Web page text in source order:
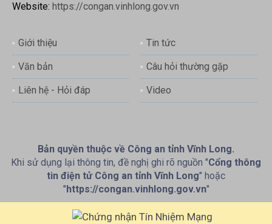
Website: https://congan.vinhlong.gov.vn
Giới thiệu Tin tức
Văn bản Câu hỏi thường gặp
Liên hệ - Hỏi đáp Video
Bản quyền thuộc về Công an tỉnh Vĩnh Long.
Khi sử dụng lại thông tin, đề nghị ghi rõ nguồn "Cổng thông
tin điện tử Công an tỉnh Vĩnh Long" hoặc
"https://congan.vinhlong.gov.vn"